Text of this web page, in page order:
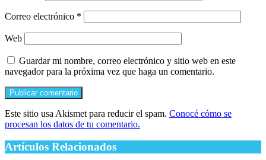
Correo electrónico *
Web
Guardar mi nombre, correo electrónico y sitio web en este
navegador para la próxima vez que haga un comentario.
Este sitio usa Akismet para reducir el spam. Conocé cómo se
procesan los datos de tu comentario.
Artículos Relacionados